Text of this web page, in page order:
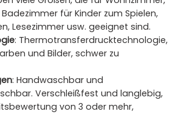
für Kinder zum Spielen,
Lesezimmer usw. geeignet sind.
: Thermotransferdrucktechnologie,
und Bilder, schwer zu
: Handwaschbar und
Verschleißfest und langlebig,
von 3 oder mehr,